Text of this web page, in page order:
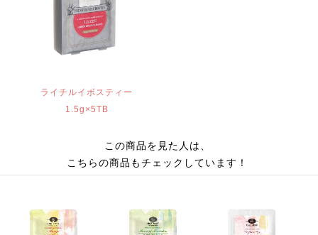
ライチルイボスティー
1.5g×5TB
この商品を見た人は、
こちらの商品もチェックしています！